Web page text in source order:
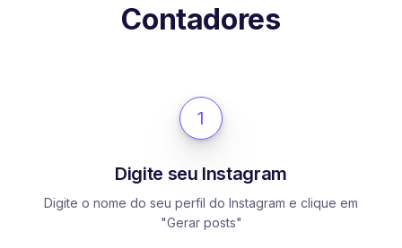
Contadores
1
Digite seu Instagram
Digite o nome do seu perfil do Instagram e clique em
"Gerar posts"